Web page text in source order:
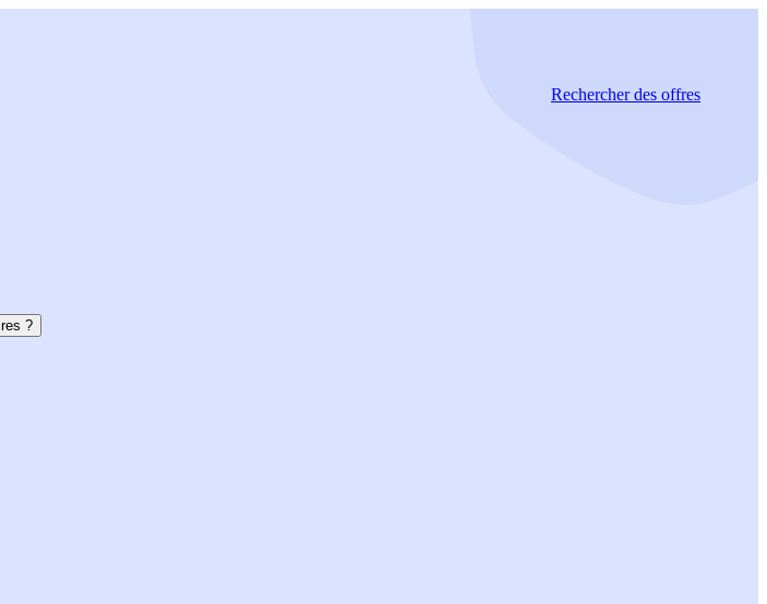
Rechercherdes offres
?